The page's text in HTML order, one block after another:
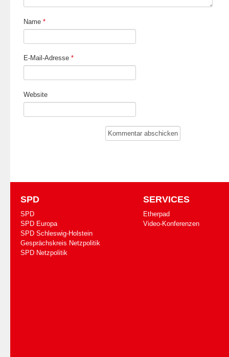
Name *
E-Mail-Adresse *
Website
SPD
SPD
SPD Europa
SPD Schleswig-Holstein
Gesprächskreis Netzpolitik
SPD Netzpolitik
SERVICES
Etherpad
Video-Konferenzen